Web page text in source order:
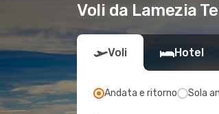
Voli da Lamezia
Voli Hotel
Andata e ritorno Sola